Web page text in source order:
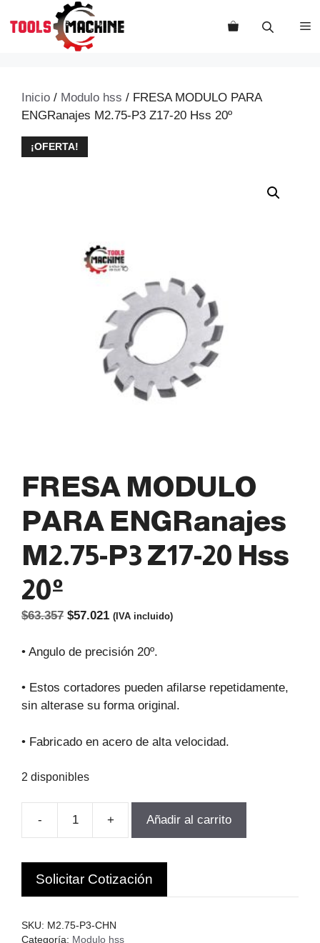
Inicio / Modulo hss / FRESA MODULO PARA
ENGRanajes M2.75-P3 Z17-20 Hss 20º
¡OFERTA!
FRESA MODULO
PARA ENGRanajes
M2.75-P3 Z17-20 Hss
20º
$63.357 El
original
$63.357.
$57.021El
actual
$57.021.
(IVA incluido)
• Angulo de precisión 20º.
• Estos cortadores pueden afilarse repetidamente,
sin alterase su forma original.
• Fabricado en acero de alta velocidad.
2 disponibles
-
FRESA
PARA
ENGRanajes
M2.75-
+ Añadir al carrito
Solicitar Cotización
SKU: M2.75-P3-CHN
Categoría: Modulo hss